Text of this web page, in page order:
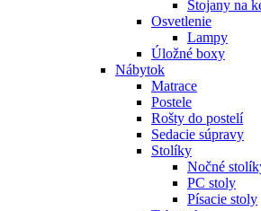
Stojany na
Osvetlenie
Lampy
Úložné boxy
Nábytok
Matrace
Postele
Rošty do postelí
Sedacie súpravy
Stolíky
Nočné
PC stoly
Písacie stoly